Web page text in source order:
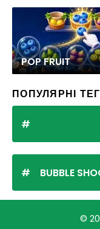
POP FRUIT
ПОПУЛЯРНІ
BUBBLE
©